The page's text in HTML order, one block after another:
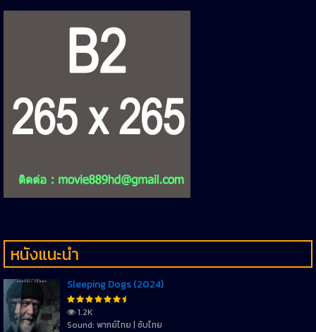
หนังแนะนำ
Sleeping Dogs (2024)
1.2K
Sound: พากย์ไทย | ซับไทย